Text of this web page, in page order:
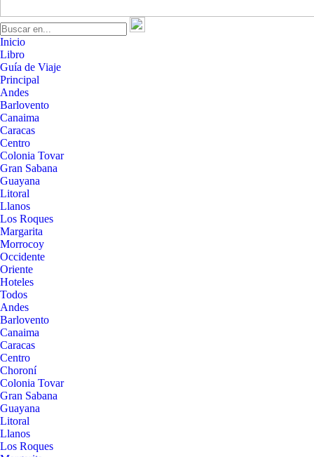
Inicio
Libro
Guía de Viaje
Principal
Andes
Barlovento
Canaima
Caracas
Centro
Colonia Tovar
Gran Sabana
Guayana
Litoral
Llanos
Los Roques
Margarita
Morrocoy
Occidente
Oriente
Hoteles
Todos
Andes
Barlovento
Canaima
Caracas
Centro
Choroní
Colonia Tovar
Gran Sabana
Guayana
Litoral
Llanos
Los Roques